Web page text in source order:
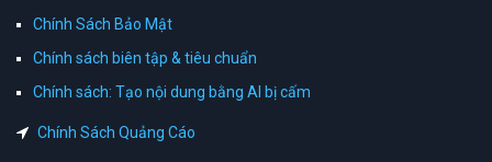
Chính Sách Bảo Mật
Chính sách biên tập & tiêu chuẩn
Chính sách: Tạo nội dung bằng AI bị cấm
Chính Sách Quảng Cáo